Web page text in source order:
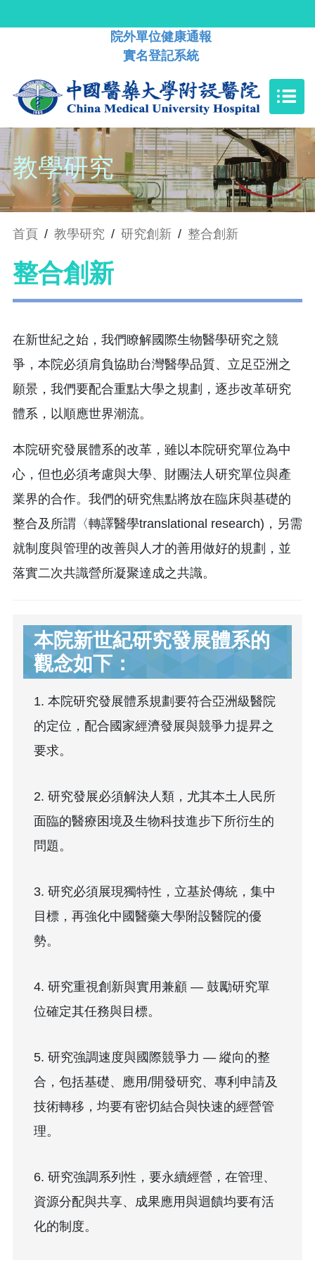
院外單位健康通報
實名登記系統
教學研究
首頁 / 教學研究 / 研究創新 / 整合創新
整合創新
在新世紀之始，我們瞭解國際生物醫學研究之競
爭，本院必須肩負協助台灣醫學品質、立足亞洲之
願景，我們要配合重點大學之規劃，逐步改革研究
體系，以順應世界潮流。
本院研究發展體系的改革，雖以本院研究單位為中
心，但也必須考慮與大學、財團法人研究單位與產
業界的合作。我們的研究焦點將放在臨床與基礎的
整合及所謂〈轉譯醫學translational research)，另需
就制度與管理的改善與人才的善用做好的規劃，並
落實二次共識營所凝聚達成之共識。
本院新世紀研究發展體系的
觀念如下：
1. 本院研究發展體系規劃要符合亞洲級醫院
的定位，配合國家經濟發展與競爭力提昇之
要求。
2. 研究發展必須解決人類，尤其本土人民所
面臨的醫療困境及生物科技進步下所衍生的
問題。
3. 研究必須展現獨特性，立基於傳統，集中
目標，再強化中國醫藥大學附設醫院的優
勢。
4. 研究重視創新與實用兼顧 — 鼓勵研究單
位確定其任務與目標。
5. 研究強調速度與國際競爭力 — 縱向的整
合，包括基礎、應用/開發研究、專利申請及
技術轉移，均要有密切結合與快速的經營管
理。
6. 研究強調系列性，要永續經營，在管理、
資源分配與共享、成果應用與迴饋均要有活
化的制度。